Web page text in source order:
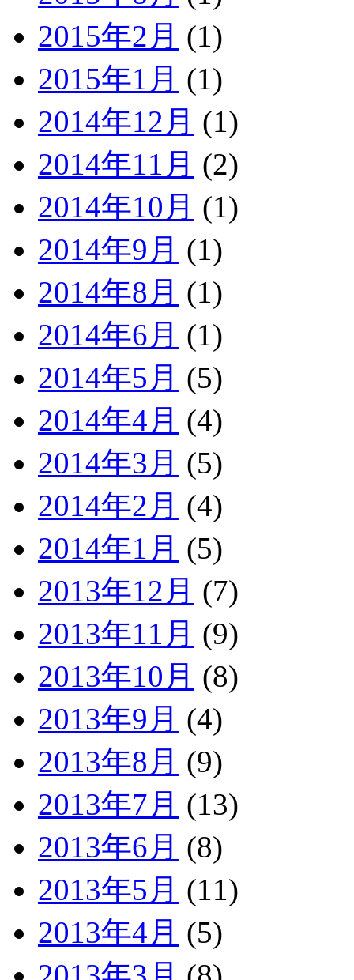
2015年2月 (1)
2015年1月 (1)
2014年12月 (1)
2014年11月 (2)
2014年10月 (1)
2014年9月 (1)
2014年8月 (1)
2014年6月 (1)
2014年5月 (5)
2014年4月 (4)
2014年3月 (5)
2014年2月 (4)
2014年1月 (5)
2013年12月 (7)
2013年11月 (9)
2013年10月 (8)
2013年9月 (4)
2013年8月 (9)
2013年7月 (13)
2013年6月 (8)
2013年5月 (11)
2013年4月 (5)